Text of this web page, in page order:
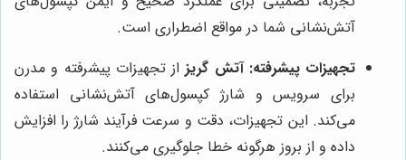
آتش‌نشانی شما در مواقع اضطراری است.
تجهیزات پیشرفته: آتش گریزاز تجهیزات پیشرفته و مدرن
برای سرویس و شارژ کپسول‌های آتش‌نشانی استفاده
می‌کند. این تجهیزات، دقت و سرعت فرآیند شارژ را افزایش
داده و از بروز هرگونه خطا جلوگیری می‌کنند.